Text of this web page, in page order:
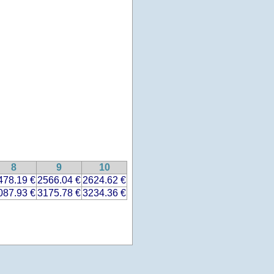
8 9
10
€ 2566.04 € 2624.62 €
€3175.78 €3234.36 €